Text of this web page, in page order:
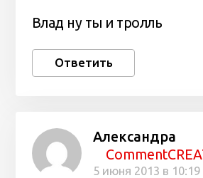
Влад ну ты и тролль
Ответить
Александра
5 июня 2013 в 10:19